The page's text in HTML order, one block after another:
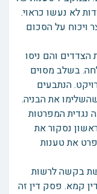
לא נעשו כראוי.
ויכוח על הסכום
והם ניסו
בשלב מסוים
הנתבעים
את הבניה.
נגדית המפרטות
נסקור את
את טענות
בקשה לרשות
קמא. פסק דין זה